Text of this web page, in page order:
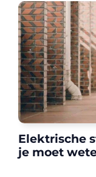
Elektrische
je moet